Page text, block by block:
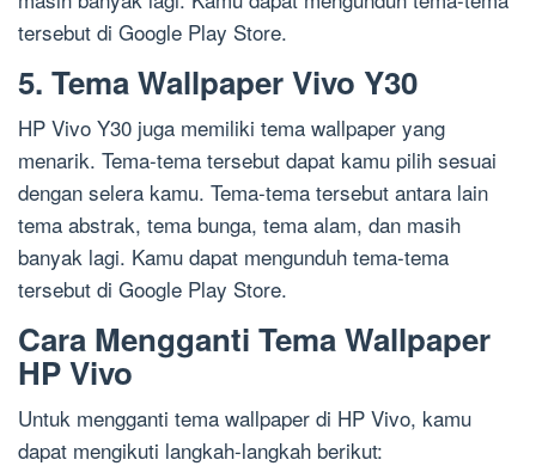
tersebut di Google Play Store.
5. Tema Wallpaper Vivo Y30
HP Vivo Y30 juga memiliki tema wallpaper yang
menarik. Tema-tema tersebut dapat kamu pilih sesuai
dengan selera kamu. Tema-tema tersebut antara lain
tema abstrak, tema bunga, tema alam, dan masih
banyak lagi. Kamu dapat mengunduh tema-tema
tersebut di Google Play Store.
Cara Mengganti Tema Wallpaper
HP Vivo
Untuk mengganti tema wallpaper di HP Vivo, kamu
dapat mengikuti langkah-langkah berikut: